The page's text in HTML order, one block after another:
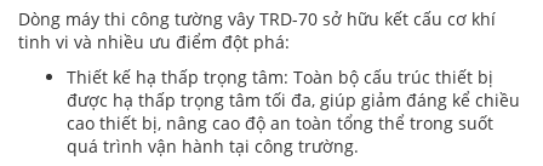
Dòng máy thi công tường vây TRD-70 sở hữu kết cấu cơ khí
tinh vi và nhiều ưu điểm đột phá:
Thiết kế hạ thấp trọng tâm: Toàn bộ cấu trúc thiết bị
được hạ thấp trọng tâm tối đa, giúp giảm đáng kể chiều
cao thiết bị, nâng cao độ an toàn tổng thể trong suốt
quá trình vận hành tại công trường.